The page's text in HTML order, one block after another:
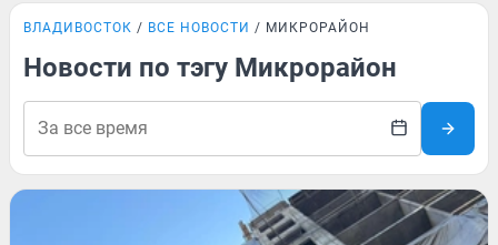
ВЛАДИВОСТОК ВСЕ НОВОСТИ МИКРОРАЙОН
Новости по тэгу Микрорайон